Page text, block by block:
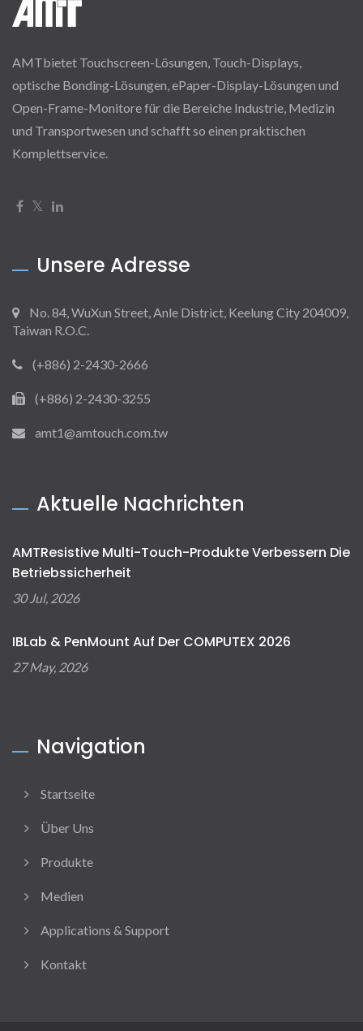
AMTbietet Touchscreen-Lösungen, Touch-Displays,
optische Bonding-Lösungen, ePaper-Display-Lösungen und
Open-Frame-Monitore für die Bereiche Industrie, Medizin
und Transportwesen und schafft so einen praktischen
Komplettservice.
Unsere Adresse
No. 84, WuXun Street, Anle District, Keelung City 204009,
Taiwan R.O.C.
(+886) 2-2430-2666
(+886) 2-2430-3255
amt1@amtouch.com.tw
Aktuelle Nachrichten
AMTResistive Multi-Touch-Produkte Verbessern Die
Betriebssicherheit
30 Jul, 2026
IBLab & PenMount Auf Der COMPUTEX 2026
27 May, 2026
Navigation
Startseite
Über Uns
Produkte
Medien
Applications & Support
Kontakt